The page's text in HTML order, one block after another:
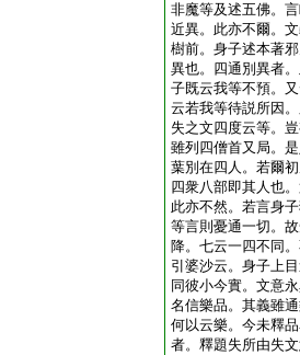
非魔等及述五佛。
近異。此亦不爾。
樹前。身子述本著
異也。四通別異者
子既云我等不預。
云若我等待説所因
失之文四度云等。
雖列四僧首又局。
葉別在四人。若爾
四衆八部即其人也
此亦不然。若言身
等言則憂通一切。
降。七云一四不同
引婆沙云。身子上
同彼小今實。文意
名信樂品。其義雖
何以云樂。今未釋
者。釋題失所由失